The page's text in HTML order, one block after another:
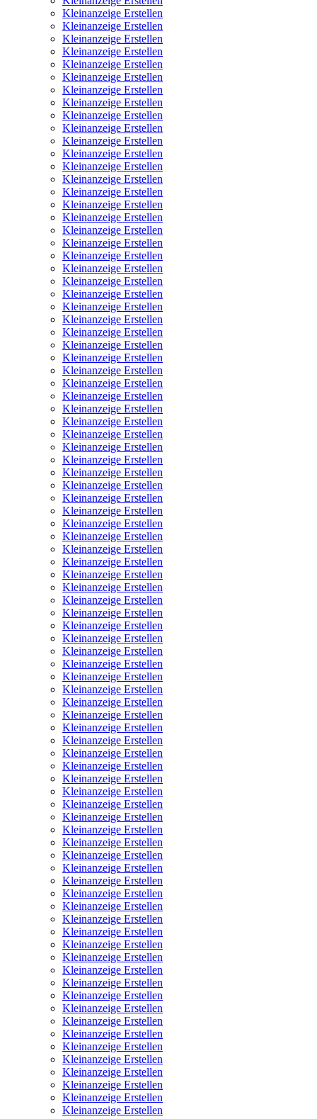
Kleinanzeige Erstellen
Kleinanzeige Erstellen
Kleinanzeige Erstellen
Kleinanzeige Erstellen
Kleinanzeige Erstellen
Kleinanzeige Erstellen
Kleinanzeige Erstellen
Kleinanzeige Erstellen
Kleinanzeige Erstellen
Kleinanzeige Erstellen
Kleinanzeige Erstellen
Kleinanzeige Erstellen
Kleinanzeige Erstellen
Kleinanzeige Erstellen
Kleinanzeige Erstellen
Kleinanzeige Erstellen
Kleinanzeige Erstellen
Kleinanzeige Erstellen
Kleinanzeige Erstellen
Kleinanzeige Erstellen
Kleinanzeige Erstellen
Kleinanzeige Erstellen
Kleinanzeige Erstellen
Kleinanzeige Erstellen
Kleinanzeige Erstellen
Kleinanzeige Erstellen
Kleinanzeige Erstellen
Kleinanzeige Erstellen
Kleinanzeige Erstellen
Kleinanzeige Erstellen
Kleinanzeige Erstellen
Kleinanzeige Erstellen
Kleinanzeige Erstellen
Kleinanzeige Erstellen
Kleinanzeige Erstellen
Kleinanzeige Erstellen
Kleinanzeige Erstellen
Kleinanzeige Erstellen
Kleinanzeige Erstellen
Kleinanzeige Erstellen
Kleinanzeige Erstellen
Kleinanzeige Erstellen
Kleinanzeige Erstellen
Kleinanzeige Erstellen
Kleinanzeige Erstellen
Kleinanzeige Erstellen
Kleinanzeige Erstellen
Kleinanzeige Erstellen
Kleinanzeige Erstellen
Kleinanzeige Erstellen
Kleinanzeige Erstellen
Kleinanzeige Erstellen
Kleinanzeige Erstellen
Kleinanzeige Erstellen
Kleinanzeige Erstellen
Kleinanzeige Erstellen
Kleinanzeige Erstellen
Kleinanzeige Erstellen
Kleinanzeige Erstellen
Kleinanzeige Erstellen
Kleinanzeige Erstellen
Kleinanzeige Erstellen
Kleinanzeige Erstellen
Kleinanzeige Erstellen
Kleinanzeige Erstellen
Kleinanzeige Erstellen
Kleinanzeige Erstellen
Kleinanzeige Erstellen
Kleinanzeige Erstellen
Kleinanzeige Erstellen
Kleinanzeige Erstellen
Kleinanzeige Erstellen
Kleinanzeige Erstellen
Kleinanzeige Erstellen
Kleinanzeige Erstellen
Kleinanzeige Erstellen
Kleinanzeige Erstellen
Kleinanzeige Erstellen
Kleinanzeige Erstellen
Kleinanzeige Erstellen
Kleinanzeige Erstellen
Kleinanzeige Erstellen
Kleinanzeige Erstellen
Kleinanzeige Erstellen
Kleinanzeige Erstellen
Kleinanzeige Erstellen
Kleinanzeige Erstellen